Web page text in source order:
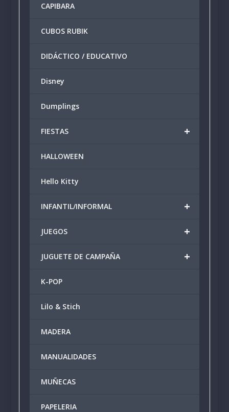
CAPIBARA
CUBOS RUBIK
DIDÁCTICO / EDUCATIVO
Disney
Dumplings
+
FIESTAS
HALLOWEEN
Hello Kitty
+
INFANTIL/INFORMAL
+
JUEGOS
+
JUGUETE DE CAMPAÑA
K-POP
Lilo & Stich
MADERA
MANUALIDADES
MUÑECAS
PAPELERIA